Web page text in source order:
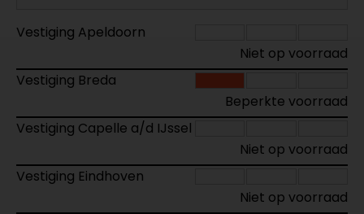
Vestiging Apeldoorn
Niet op voorraad
Vestiging Breda
Beperkte voorraad
Vestiging Capelle a/d IJssel
Niet op voorraad
Vestiging Eindhoven
Niet op voorraad